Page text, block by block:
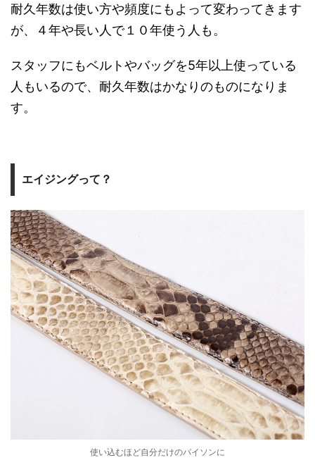
耐久年数は使い方や頻度にもよって変わってきます
が、４年や長い人で１０年使う人も。
スタッフにもベルトやバッグを5年以上使っている
人もいるので、耐久年数はかなりのものになりま
す。
エイジングって？
使い込むほど自分だけのパイソンに